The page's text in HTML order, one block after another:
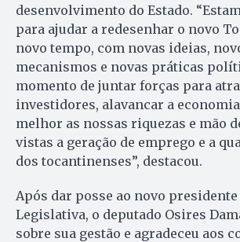
desenvolvimento do Estado.
para ajudar a redesenhar o novo
novo tempo, com novas ideias,
mecanismos e novas práticas
momento de juntar forças para
investidores, alavancar a
melhor as nossas riquezas e mão
vistas a geração de emprego e a
dos tocantinenses”, destacou.
Após dar posse ao novo
Legislativa, o deputado Osires
sobre sua gestão e agradeceu aos